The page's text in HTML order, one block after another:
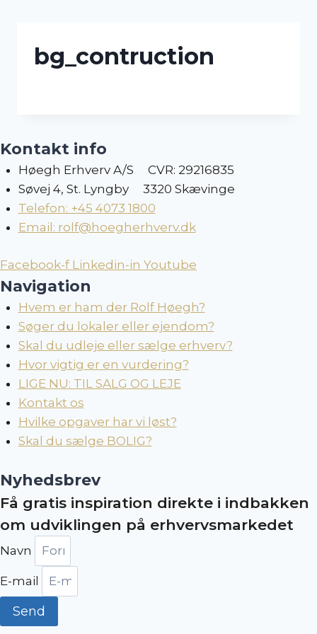
contentbg_contruction
Kontakt info
Høegh Erhverv A/S CVR: 29216835
Søvej 4, St. Lyngby 3320 Skævinge
Telefon: +45 4073 1800
Email: rolf@hoegherhverv.dk
Facebook-f Linkedin-in Youtube
Navigation
Hvem er ham der Rolf Høegh?
Søger du lokaler eller ejendom?
Skal du udleje eller sælge erhverv?
Hvor vigtig er en vurdering?
LIGE NU: TIL SALG OG LEJE
Kontakt os
Hvilke opgaver har vi løst?
Skal du sælge BOLIG?
Nyhedsbrev
Få gratis inspiration direkte i indbakken
om udviklingen på erhvervsmarkedet
Navn
E-mail
Send